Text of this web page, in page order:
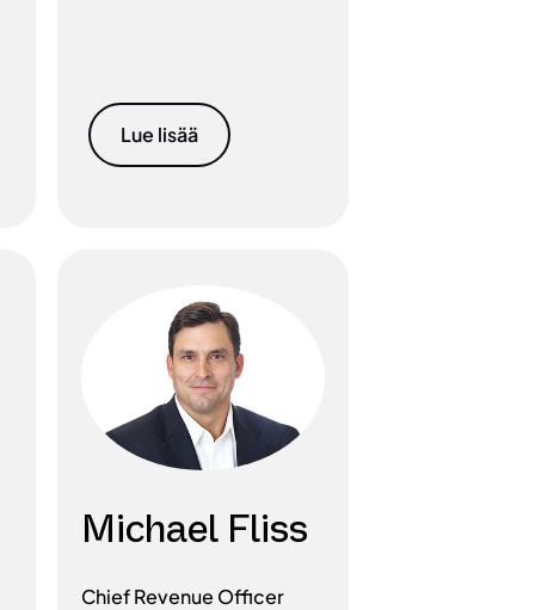
Lue lisää
Michael Fliss
Chief Revenue Officer